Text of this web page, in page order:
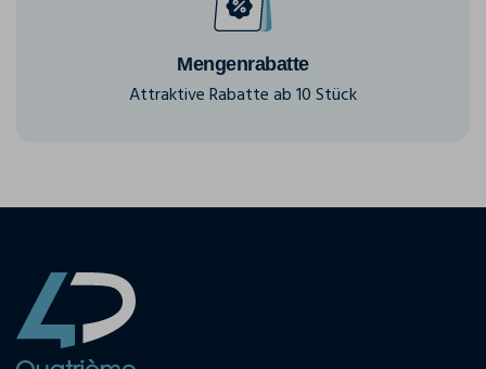
Mengenrabatte
Attraktive Rabatte ab 10 Stück